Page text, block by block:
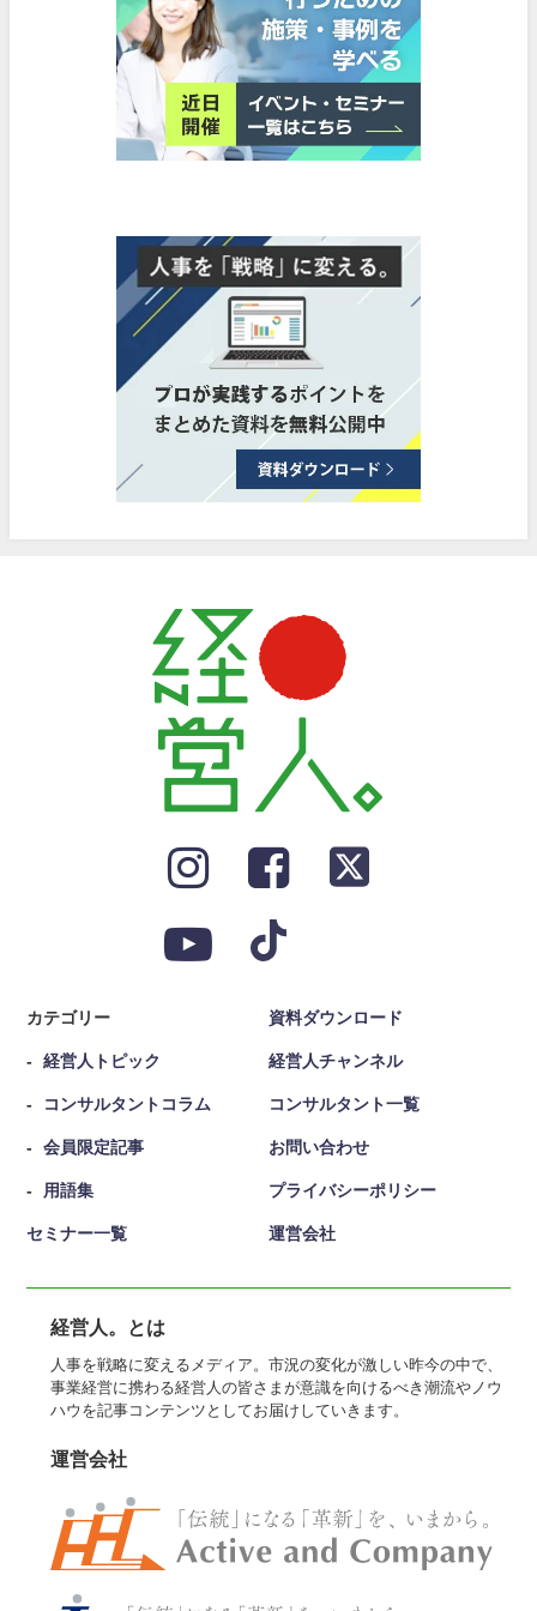
カテゴリー
経営人トピック
コンサルタントコラム
会員限定記事
用語集
セミナー一覧
資料ダウンロード
経営人チャンネル
コンサルタント一覧
お問い合わせ
プライバシーポリシー
運営会社
経営人。とは
人事を戦略に変えるメディア。市況の変化が激しい昨今の中で、
事業経営に携わる経営人の皆さまが意識を向けるべき潮流やノウ
ハウを記事コンテンツとしてお届けしていきます。
運営会社